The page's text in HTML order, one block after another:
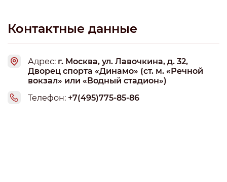
месяцев, удобный график занятий, можно доезжать
после работы или перед работой, с утреца, в клубе все
удобства — душ, раздевалка, маленький фитнес-бар. Не
стоит путать с фитнесом — тут нет бани, хамама, сауны
и косметолога, это все-таки боксерский клуб. Бокс
ведут хорошо, но это адаптированный бокс, для
офисного планктончика, банкиров и прочих творческих
людей))))))) Тут у нас ведут так называемый фитнес-
Контактные данные
Адрес: г. Москва, ул. Лавочкина, д. 32,
Дворец спорта «Динамо» (ст. м. «Речной
вокзал» или «Водный стадион»)
Телефон: +7(495)775-85-86